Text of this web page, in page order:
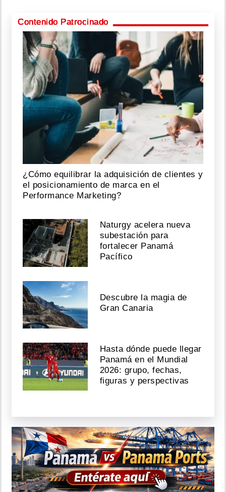
Contenido Patrocinado
¿Cómo equilibrar la adquisición de clientes y
el posicionamiento de marca en el
Performance Marketing?
Naturgy acelera nueva
subestación para
fortalecer Panamá
Pacífico
Descubre la magia de
Gran Canaria
Hasta dónde puede llegar
Panamá en el Mundial
2026: grupo, fechas,
figuras y perspectivas